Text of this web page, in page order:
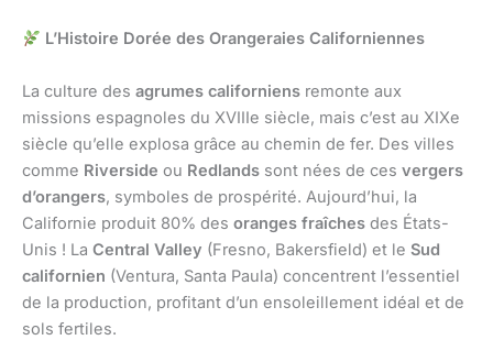
L’Histoire Dorée des Orangeraies Californiennes
La culture des agrumes californiens remonte aux
missions espagnoles du XVIIIe siècle, mais c’est au XIXe
siècle qu’elle explosa grâce au chemin de fer. Des villes
comme Riverside ou Redlands sont nées de ces vergers
d’orangers, symboles de prospérité. Aujourd’hui, la
Californie produit 80% des oranges fraîches des États-
Unis ! La Central Valley (Fresno, Bakersfield) et le Sud
californien (Ventura, Santa Paula) concentrent l’essentiel
de la production, profitant d’un ensoleillement idéal et de
sols fertiles.